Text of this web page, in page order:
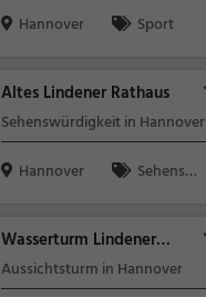
Hannover
Sport
Altes Lindener Rathaus
Sehenswürdigkeit in Hannover
Hannover
Sehensw
Wasserturm Lindener
Berg
Aussichtsturm in Hannover